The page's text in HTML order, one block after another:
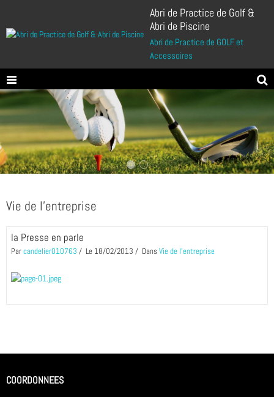
Abri de Practice de Golf &
Abri de Piscine
Abri de Practice de GOLF et
Accessoires
Vie de l'entreprise
la Presse en parle
Parcandelier010763 Le 18/02/2013 DansVie de l'entreprise
COORDONNEES